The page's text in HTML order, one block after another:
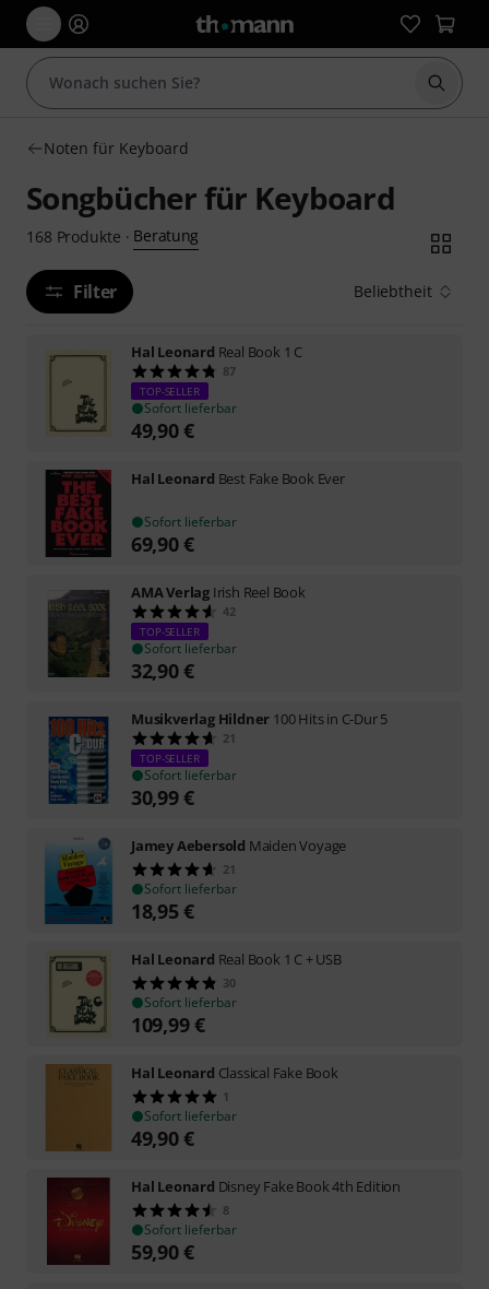
Suche
Noten für Keyboard
Songbücher für Keyboard
168 Produkte · Beratung
Filter Beliebtheit
Hal Leonard Real Book 1 C
87
TOP-SELLER
Sofort lieferbar
49,90€
Hal Leonard Best Fake Book Ever
Sofort lieferbar
69,90€
AMA Verlag Irish Reel Book
42
TOP-SELLER
Sofort lieferbar
32,90€
Musikverlag Hildner 100 Hits in C-Dur 5
21
TOP-SELLER
Sofort lieferbar
30,99€
Jamey Aebersold Maiden Voyage
21
Sofort lieferbar
18,95€
Hal Leonard Real Book 1 C + USB
30
Sofort lieferbar
109,99€
Hal Leonard Classical Fake Book
1
Sofort lieferbar
49,90€
Hal Leonard Disney Fake Book 4th Edition
8
Sofort lieferbar
59,90€